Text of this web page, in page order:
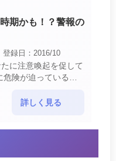
期かも！？警報の
登録日：2016/10
に注意喚起を促して
事が必要です。 ま
詳しく見る